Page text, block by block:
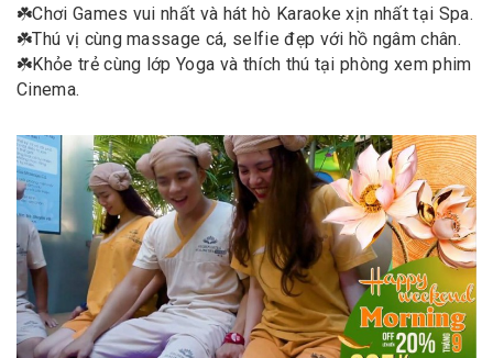
☘️Chơi Games vui nhất và hát hò Karaoke xịn nhất tại Spa.
☘️Thú vị cùng massage cá, selfie đẹp với hồ ngâm chân.
☘️Khỏe trẻ cùng lớp Yoga và thích thú tại phòng xem phim
Cinema.